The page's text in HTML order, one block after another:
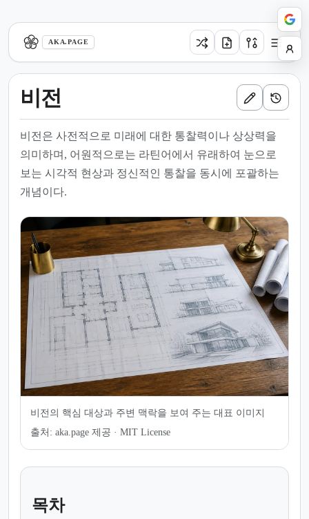
AKA.PAGE
비전
비전은 사전적으로 미래에 대한 통찰력이나 상상력을
의미하며, 어원적으로는 라틴어에서 유래하여 눈으로
보는 시각적 현상과 정신적인 통찰을 동시에 포괄하는
개념이다.
비전의 핵심 대상과 주변 맥락을 보여 주는 대표 이미지
출처: aka.page 제공 · MIT License
목차